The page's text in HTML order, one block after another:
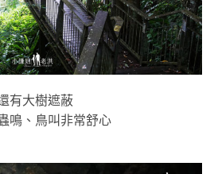
有大樹遮蔽
鳴、鳥叫非常舒心